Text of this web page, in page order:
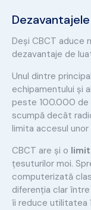
Deși CBCT aduce
dezavantaje de
Unul dintre
echipamentului și
peste 100.000 de
scumpă decât
limita accesul unor
CBCT are și o
țesuturilor moi.
computerizată
diferenția clar
îi reduce utilitatea